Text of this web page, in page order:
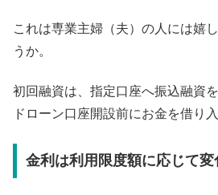
これは専業主婦（夫）の人には嬉
うか。
初回融資は、指定口座へ振込融資
ドローン口座開設前にお金を借り
金利は利用限度額に応じて変